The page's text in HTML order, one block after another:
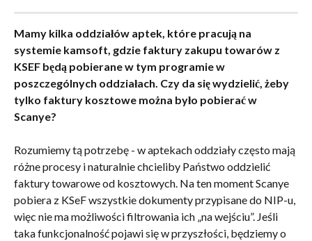
Mamy kilka oddziałów aptek, które pracują na
systemie kamsoft, gdzie faktury zakupu towarów z
KSEF będą pobierane w tym programie w
poszczególnych oddziałach. Czy da się wydzielić, żeby
tylko faktury kosztowe można było pobierać w
Scanye?
Rozumiemy tą potrzebę - w aptekach oddziały często mają
różne procesy i naturalnie chcieliby Państwo oddzielić
faktury towarowe od kosztowych. Na ten moment Scanye
pobiera z KSeF wszystkie dokumenty przypisane do NIP-u,
więc nie ma możliwości filtrowania ich „na wejściu”. Jeśli
taka funkcjonalność pojawi się w przyszłości, będziemy o